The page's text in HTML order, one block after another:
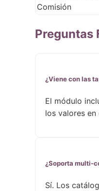
Comisión
Preguntas
¿Viene con las
El módulo
los valores
¿Soporta multi-
Sí. Los